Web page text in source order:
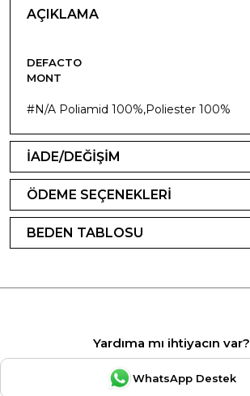
AÇIKLAMA
DEFACTO
MONT
#N/A Poliamid 100%,Poliester 100%
İADE/DEĞİŞİM
ÖDEME SEÇENEKLERİ
BEDEN TABLOSU
Yardıma mı ihtiyacın var?
WhatsApp Destek